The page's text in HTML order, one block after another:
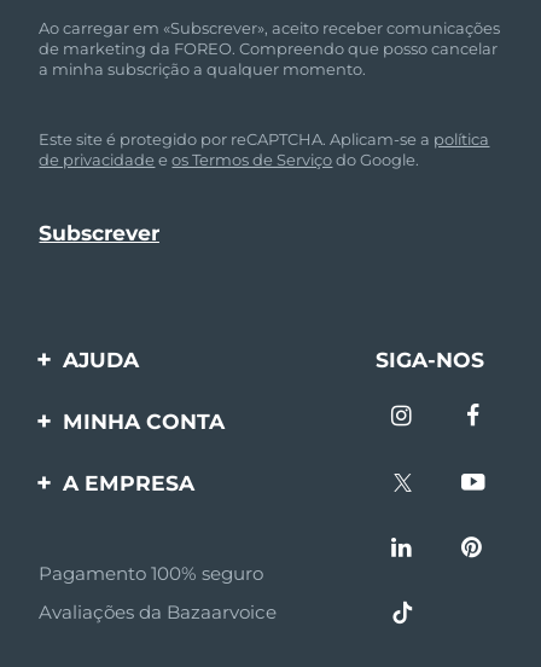
Ao carregar em «Subscrever», aceito receber comunicações
de marketing da FOREO. Compreendo que posso cancelar
a minha subscrição a qualquer momento.
Este site é protegido por reCAPTCHA. Aplicam-se a política
de privacidade eos Termos de Serviçodo Google.
AJUDA
Entre em contato
SIGA-NOS
MINHA CONTA
Registro de produto
A EMPRESA
Afiliados
Notícias de afiliados
Pagamento 100% seguro
Avaliações da Bazaarvoice